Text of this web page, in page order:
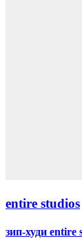
entire studios
зип-худи entire